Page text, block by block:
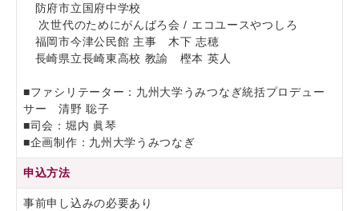
防府市立国府中学校
次世代のためにがんばろ会 / エコユースやつしろ
福岡市今津公民館 主事 木下 志穂
長崎県立長崎東高校 教諭 樫本 英人
■ファシリテーター：九州大学うみつなぎ統括プロデュー
サー 清野 聡子
■司会：堀内 眞琴
■企画制作：九州大学うみつなぎ
申込方法
事前申し込みの必要あり